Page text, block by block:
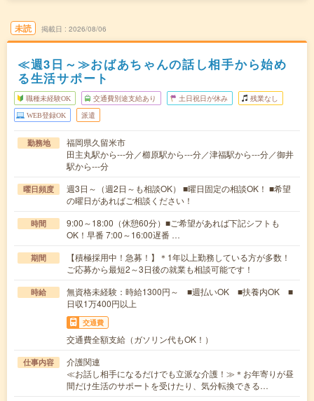
未読 掲載日 2026/08/06
≪週3日～≫おばあちゃんの話し相手から始め
る生活サポート
職種未経験OK 交通費別途支給あり 土日祝日が休み 残業なし
WEB登録OK 派遣
勤務地
福岡県久留米市
田主丸駅から---分／櫛原駅から---分／津福駅から---分／御井
駅から---分
曜日頻度
週3日～（週2日～も相談OK） ■曜日固定の相談OK！ ■希望
の曜日があればご相談ください！
時間
9:00～18:00（休憩60分）■ご希望があれば下記シフトも
OK！早番 7:00～16:00遅番 …
期間
【積極採用中！急募！】＊1年以上勤務している方が多数！
ご応募から最短2～3日後の就業も相談可能です！
時給
無資格未経験：時給1300円～ ■週払いOK ■扶養内OK ■
日収1万400円以上
交通費
交通費全額支給（ガソリン代もOK！）
仕事内容
介護関連
≪お話し相手になるだけでも立派な介護！≫＊お年寄りが昼
間だけ生活のサポートを受けたり、気分転換できる…